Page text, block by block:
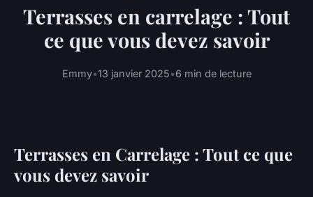
Terrasses en carrelage : Tout
ce que vous devez savoir
Emmy•13 janvier 2025•6 min de lecture
Terrasses en Carrelage : Tout ce que
vous devez savoir